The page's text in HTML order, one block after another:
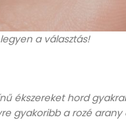
a választás!
ékszereket hord
gyakoribb a rozé arany